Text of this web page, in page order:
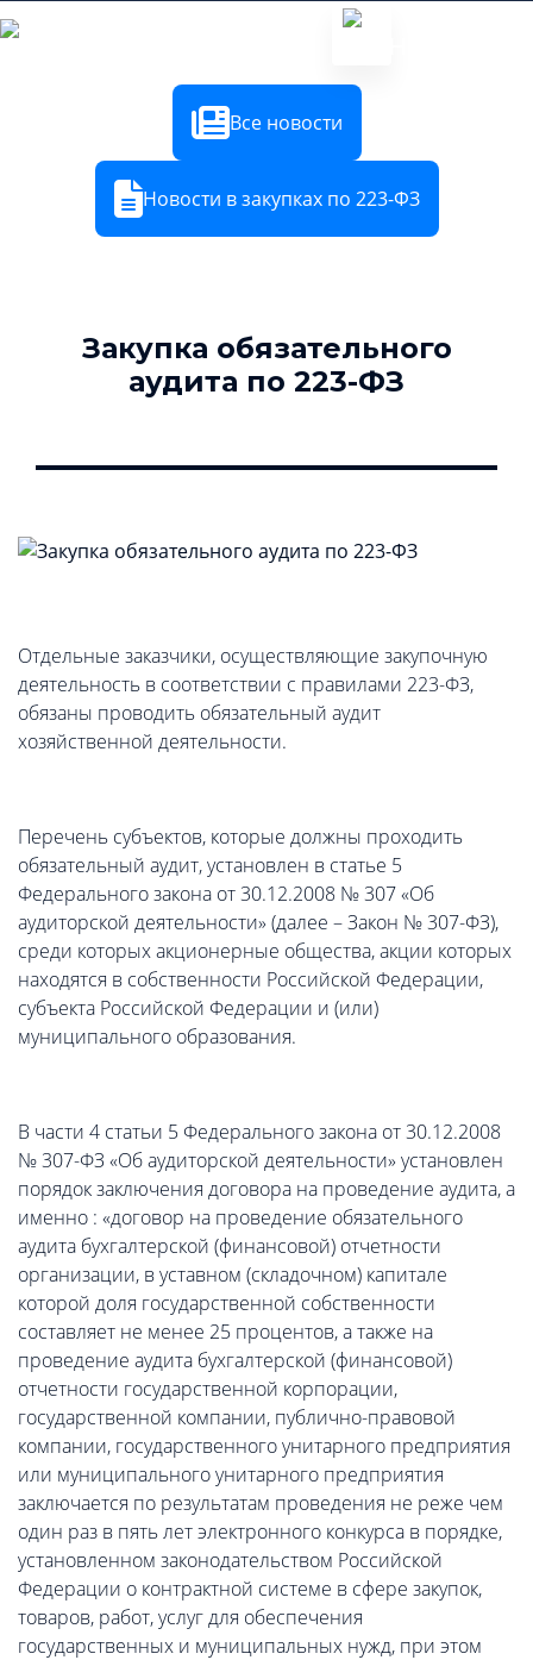
Все новости
Новости в закупках по 223-ФЗ
Закупка обязательного
аудита по 223-ФЗ
Отдельные заказчики, осуществляющие закупочную
деятельность в соответствии с правилами 223-ФЗ,
обязаны проводить обязательный аудит
хозяйственной деятельности.
Перечень субъектов, которые должны проходить
обязательный аудит, установлен в статье 5
Федерального закона от 30.12.2008 № 307 «Об
аудиторской деятельности» (далее – Закон № 307-ФЗ),
среди которых акционерные общества, акции которых
находятся в собственности Российской Федерации,
субъекта Российской Федерации и (или)
муниципального образования.
В части 4 статьи 5 Федерального закона от 30.12.2008
№ 307-ФЗ «Об аудиторской деятельности» установлен
порядок заключения договора на проведение аудита, а
именно : «договор на проведение обязательного
аудита бухгалтерской (финансовой) отчетности
организации, в уставном (складочном) капитале
которой доля государственной собственности
составляет не менее 25 процентов, а также на
проведение аудита бухгалтерской (финансовой)
отчетности государственной корпорации,
государственной компании, публично-правовой
компании, государственного унитарного предприятия
или муниципального унитарного предприятия
заключается по результатам проведения не реже чем
один раз в пять лет электронного конкурса в порядке,
установленном законодательством Российской
Федерации о контрактной системе в сфере закупок,
товаров, работ, услуг для обеспечения
государственных и муниципальных нужд, при этом